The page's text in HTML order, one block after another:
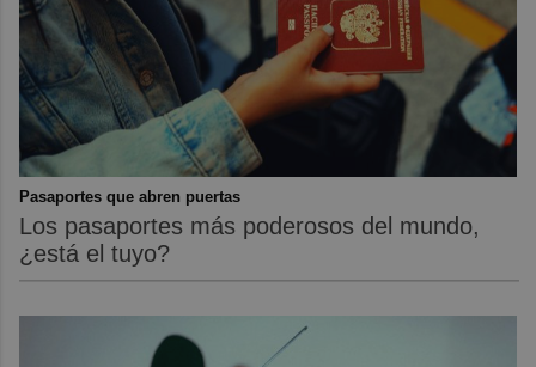
Pasaportes que abren puertas
Los pasaportes más poderosos del mundo,
¿está el tuyo?